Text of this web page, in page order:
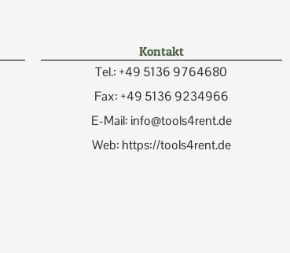
Kontakt
Tel.: +49 5136 9764680
Fax: +49 5136 9234966
E-Mail: info@tools4rent.de
Web: https://tools4rent.de